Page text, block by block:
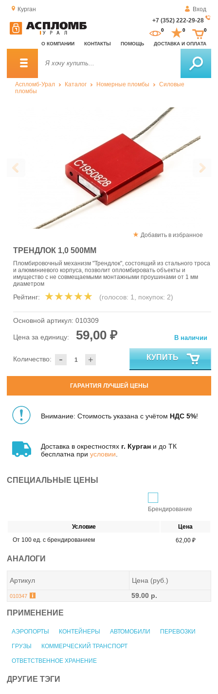
Курган
Вход
+7 (352) 222-29-28
О КОМПАНИИ КОНТАКТЫ ПОМОЩЬ ДОСТАВКА И ОПЛАТА
0 0 0
Аспломб-Урал Каталог Номерные пломбы
Силовые
пломбы
Добавить в избранное
ТРЕНДЛОК 1,0 500ММ
Пломбировочный механизм "Трендлок", состоящий из стального троса
и алюминиевого корпуса, позволит опломбировать объекты и
имущество с не совмещаемыми монтажными проушинами от 1 мм
диаметром
Рейтинг: (голосов: 1, покупок: 2)
Основной артикул: 010309
Цена за единицу: 59,00 ₽
- +
Количество:
В наличии
КУПИТЬ
ГАРАНТИЯ ЛУЧШЕЙ ЦЕНЫ
Внимание: Стоимость указана с учётом НДС 5%!
Доставка в окрестностях г. Курган и до ТК
бесплатна при условии
СПЕЦИАЛЬНЫЕ ЦЕНЫ
Брендирование
Условие
Цена
От 100 ед. с брендированием
62,00 ₽
АНАЛОГИ
Артикул Цена (руб.)
010347 59.00 р.
ПРИМЕНЕНИЕ
АЭРОПОРТЫ КОНТЕЙНЕРЫ АВТОМОБИЛИ ПЕРЕВОЗКИ
ГРУЗЫ КОММЕРЧЕСКИЙ ТРАНСПОРТ
ОТВЕТСТВЕННОЕ ХРАНЕНИЕ
ДРУГИЕ ТЭГИ